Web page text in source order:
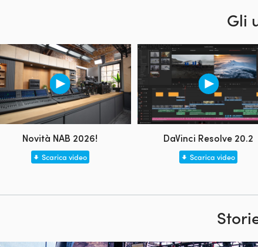
Gli
Novità NAB 2026!
Scarica video
DaVinci Resolve 20.2
Scarica video